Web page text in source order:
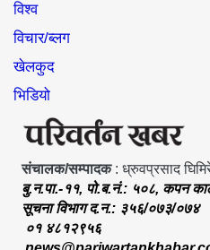
विश्व
विचार/ब्लग
खेलकुद
भिडियो
संचालक/सम्पादक: ध्रुवप्रसाद
बु.न.पा.-११, पो.ब.नं.: ५०८, कपन
सूचना विभाग द.न.: ३५६/०७३/०७४
०१ ४८१२९५६